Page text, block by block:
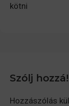
kötni
Szólj hozzá!
Hozzászólás